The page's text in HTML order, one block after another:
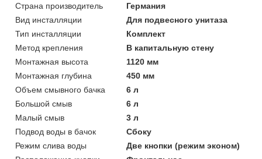
Страна производитель
Германия
Вид инсталляции
Для подвесного унитаза
Тип инсталляции
Комплект
Метод крепления
В капитальную стену
Монтажная высота
1120 мм
Монтажная глубина
450 мм
Объем смывного бачка
6 л
Большой смыв
6 л
Малый смыв
3 л
Подвод воды в бачок
Сбоку
Режим слива воды
Две кнопки (режим эконом)